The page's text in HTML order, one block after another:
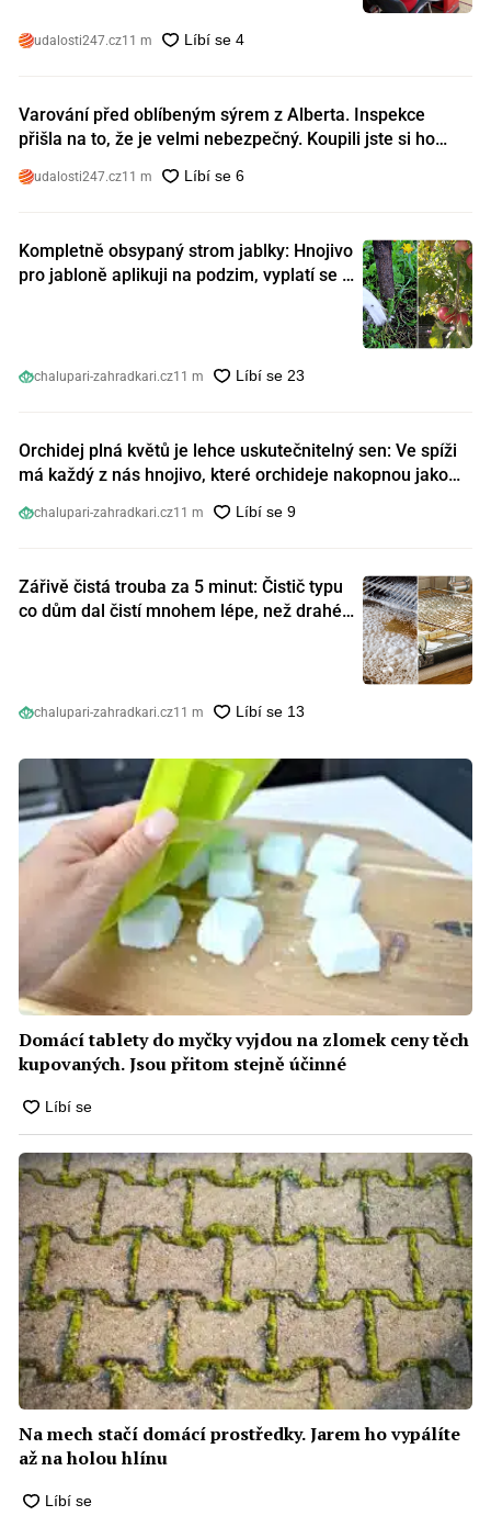
udalosti247.cz11 m
Varování před oblíbeným sýrem z Alberta. Inspekce
přišla na to, že je velmi nebezpečný. Koupili jste si ho
udalosti247.cz11 m
Kompletně obsypaný strom jablky: Hnojivo
pro jabloně aplikuji na podzim, vyplatí se s
chalupari-zahradkari.cz11 m
Orchidej plná květů je lehce uskutečnitelný sen: Ve spíži
má každý z nás hnojivo, které orchideje nakopnou jako
chalupari-zahradkari.cz11 m
Zářivě čistá trouba za 5 minut: Čistič typu
co dům dal čistí mnohem lépe, než drahé
chalupari-zahradkari.cz11 m
Domácí tablety do myčky vyjdou na zlomek ceny těch
kupovaných. Jsou přitom stejně účinné
Na mech stačí domácí prostředky. Jarem ho vypálíte
až na holou hlínu